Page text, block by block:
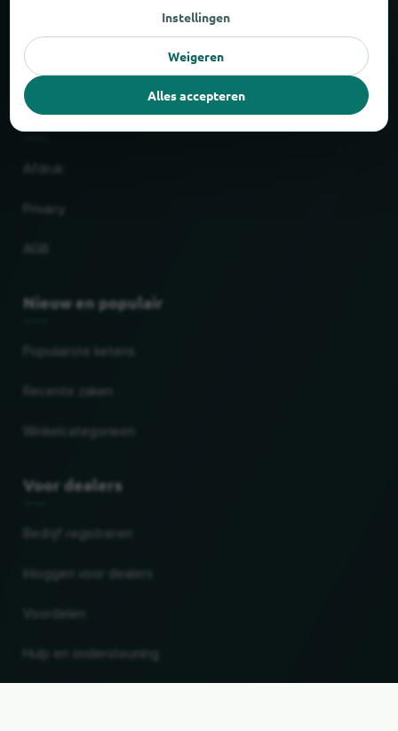
Partner
Wettelijk
Nieuw en populair
Populairste ketens
Voor dealers
Instellingen
Weigeren
Alles accepteren